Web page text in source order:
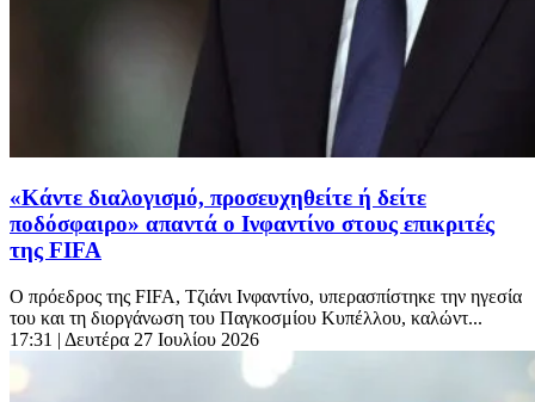
«Κάντε διαλογισμό, προσευχηθείτε ή δείτε
ποδόσφαιρο» απαντά ο Ινφαντίνο στους επικριτές
της FIFA
Ο πρόεδρος της FIFA, Τζιάνι Ινφαντίνο, υπερασπίστηκε την ηγεσία
του και τη διοργάνωση του Παγκοσμίου Κυπέλλου, καλώντ...
17:31 | Δευτέρα 27 Ιουλίου 2026